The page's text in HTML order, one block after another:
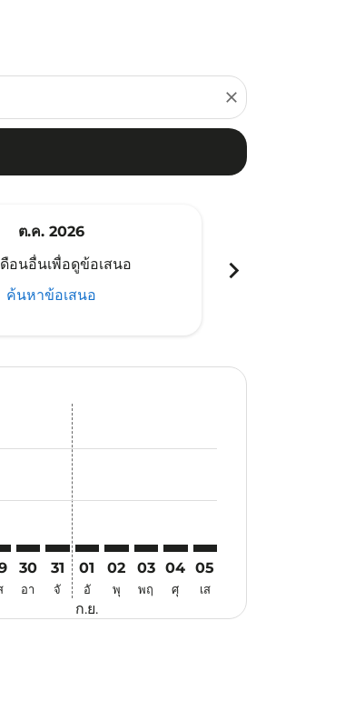
close
ต.ค. 2026
ดือนอื่นเพื่อดูข้อเสนอ
ค้นหาข้อเสนอ
chevron_right
ค้นหาข้อเสนอ
ค้นหาข้อเสนอ
ค้นหาข้อเสนอ
disclaimer. ค้นหาข้อเสนอ
offers-disclaimer. ค้นหาข้อเสนอ
view-offers-disclaimer. ค้นหาข้อเสนอ
view-offers-disclaimer. ค้นหาข้อเสนอ
cmp-view-offers-disclaimer. ค้นหาข้อเสนอ
cmp-view-offers-disclaimer. ค้นหาข้อเสนอ
ILO–PER: cmp-view-offers-disclaimer. ค้นหาข้อเ
30
อา
ILO–PER: cmp-view-offers-disclaimer. ค้นหา
31
จั
01
อั
ก.ย.
02
พุ
03
พฤ
04
ศุ
05
เส